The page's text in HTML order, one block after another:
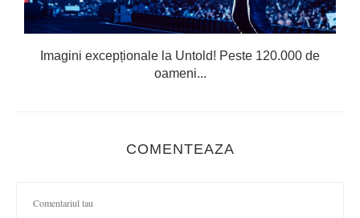
Imagini excepționale la Untold! Peste 120.000 de
oameni...
COMENTEAZA